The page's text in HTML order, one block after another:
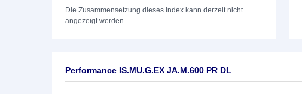
Die Zusammensetzung dieses Index kann derzeit nicht
angezeigt werden.
Performance IS.MU.G.EX JA.M.600 PR DL